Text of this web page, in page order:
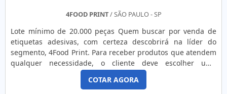
4FOOD PRINT/ SÃO PAULO - SP
Lote mínimo de 20.000 peças Quem buscar por venda de
etiquetas adesivas, com certeza descobrirá na líder do
segmento, 4Food Print. Para receber produtos que atendem
qualquer necessidade, o cliente deve escolher uma
organização que se destaque por um bom suporte pré-
venda e tenha ampla experiência no ramo.Quando a
COTAR AGORA